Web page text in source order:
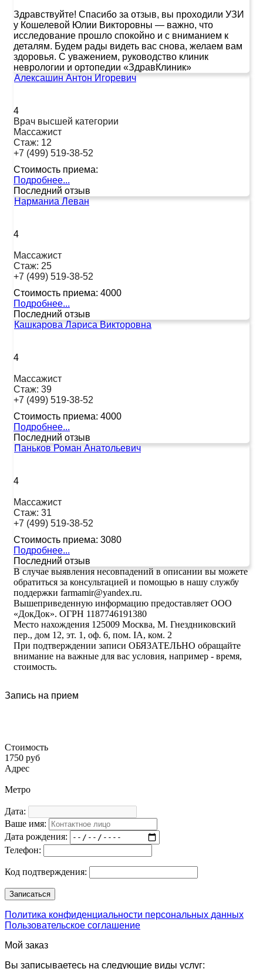
Здравствуйте! Спасибо за отзыв, вы проходили УЗИ
у Кошелевой Юлии Викторовны — важно, что
исследование прошло спокойно и с вниманием к
деталям. Будем рады видеть вас снова, желаем вам
здоровья. С уважением, руководство клиник
неврологии и ортопедии «ЗдравКлиник»
Алексашин Антон Игоревич
4
Врач высшей категории
Массажист
Стаж: 12
+7 (499) 519-38-52
Стоимость приема:
Подробнее...
Последний отзыв
Нарманиа Леван
4
Массажист
Стаж: 25
+7 (499) 519-38-52
Стоимость приема: 4000
Подробнее...
Последний отзыв
Кашкарова Лариса Викторовна
4
Массажист
Стаж: 39
+7 (499) 519-38-52
Стоимость приема: 4000
Подробнее...
Последний отзыв
Паньков Роман Анатольевич
4
Массажист
Стаж: 31
+7 (499) 519-38-52
Стоимость приема: 3080
Подробнее...
Последний отзыв
В случае выявления несовпадений в описании вы можете
обратиться за консультацией и помощью в нашу службу
поддержки farmamir@yandex.ru.
Вышеприведенную информацию предоставляет ООО
«ДокДок». ОГРН 1187746191380
Место нахождения 125009 Москва, М. Гнездниковский
пер., дом 12, эт. 1, оф. 6, пом. IA, ком. 2
При подтверждении записи ОБЯЗАТЕЛЬНО обращайте
внимание на важные для вас условия, например - время,
стоимость.
Запись на прием
Стоимость
1750 руб
Адрес
Метро
Дата:
Ваше имя:
Дата рождения:
Телефон:
Код подтверждения:
Политика конфиденциальности персональных данных
Пользовательское соглашение
Мой заказ
Вы записываетесь на следующие виды услуг: